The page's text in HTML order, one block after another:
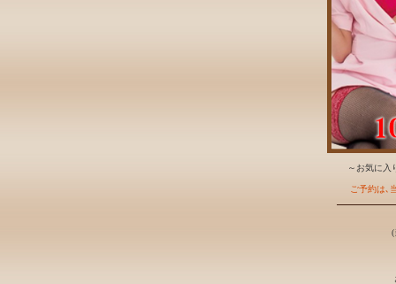
～お気に入
ご予約は､
(